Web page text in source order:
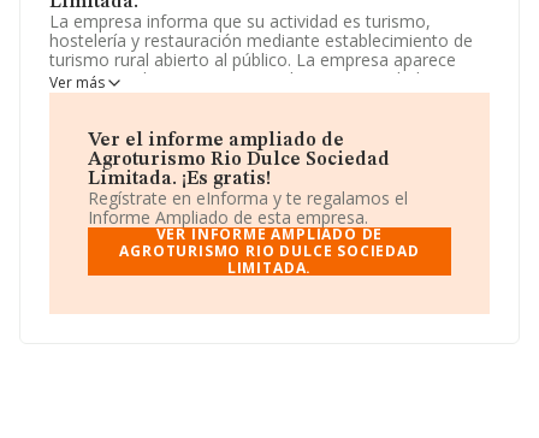
La empresa informa que su actividad es turismo,
hostelería y restauración mediante establecimiento de
turismo rural abierto al público. La empresa aparece
inscrita en el Registro Mercantil como Sociedad
Limitada. Clasifica su actividad CNAE como 'Hoteles y
tiene actividad en mercados exteriores.
La empresaAgroturismo Rio Dulce Sociedad
Limitada, con número de identificación fiscal
B19296714, se encuentra en Calle Las Peñas núm. 9,
(19268), en el municipio de Algora, en Guadalajara,
Castilla-la Mancha.
sobre 25.455 compañías, a nivel nacional la facturación
Ver más
Ver el informe ampliado de
Agroturismo Rio Dulce Sociedad
Limitada. ¡Es gratis!
Regístrate en eInforma y te regalamos el
Informe Ampliado de esta empresa.
VER INFORME AMPLIADO DE
AGROTURISMO RIO DULCE SOCIEDAD
LIMITADA.